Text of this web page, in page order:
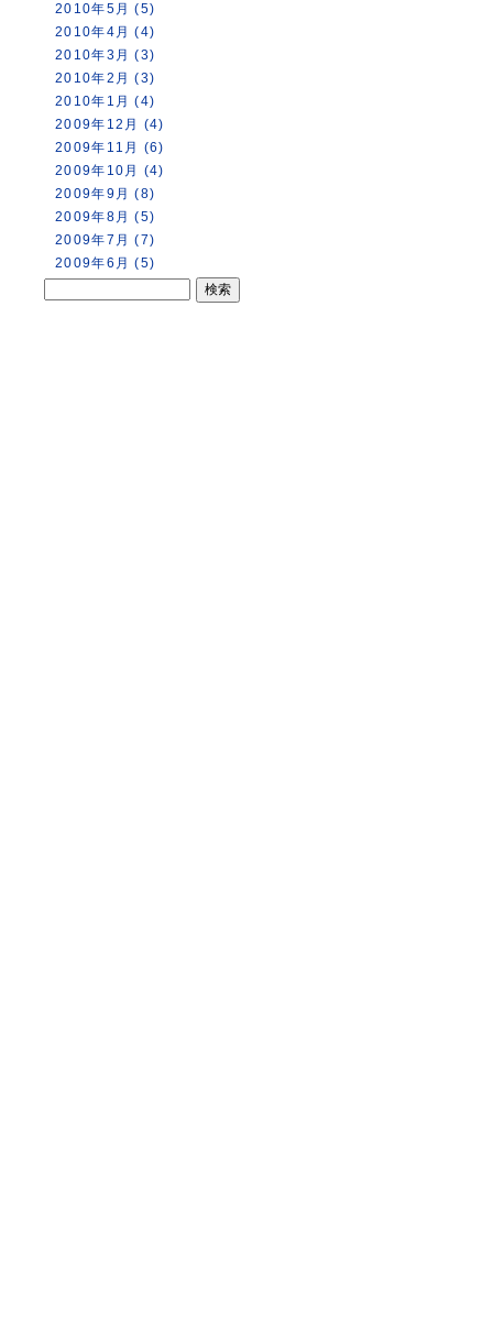
2010年5月 (5)
2010年4月 (4)
2010年3月 (3)
2010年2月 (3)
2010年1月 (4)
2009年12月 (4)
2009年11月 (6)
2009年10月 (4)
2009年9月 (8)
2009年8月 (5)
2009年7月 (7)
2009年6月 (5)